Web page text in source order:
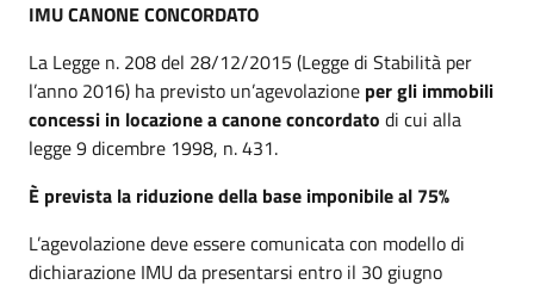
IMU CANONE CONCORDATO
La Legge n. 208 del 28/12/2015 (Legge di Stabilità per
l’anno 2016) ha previsto un’agevolazione per gli immobili
concessi in locazione a canone concordato di cui alla
legge 9 dicembre 1998, n. 431.
È prevista la riduzione della base imponibile al 75%
L’agevolazione deve essere comunicata con modello di
dichiarazione IMU da presentarsi entro il 30 giugno